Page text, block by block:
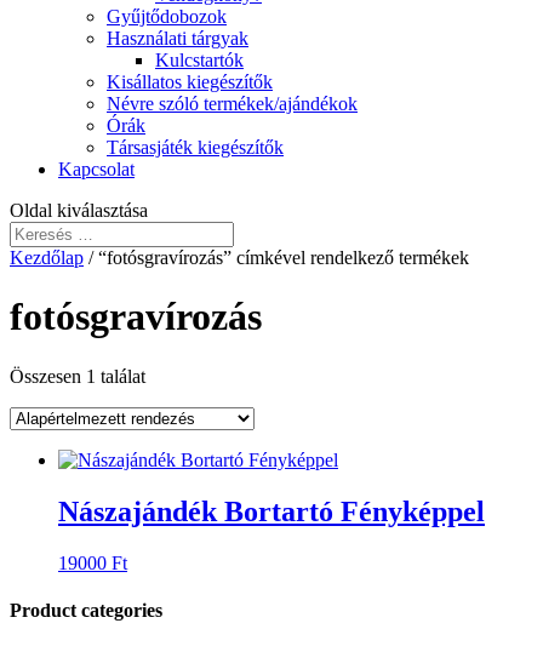
Gyűjtődobozok
Használati tárgyak
Kulcstartók
Kisállatos kiegészítők
Névre szóló termékek/ajándékok
Órák
Társasjáték kiegészítők
Kapcsolat
Oldal kiválasztása
Kezdőlap / “fotósgravírozás” címkével rendelkező termékek
fotósgravírozás
Összesen 1 találat
Nászajándék Bortartó Fényképpel
19000 Ft
Product categories